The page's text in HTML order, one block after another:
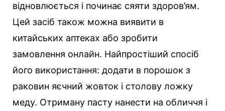
відновлюється і починає сяяти здоров’ям.
Цей засіб також можна виявити в
китайських аптеках або зробити
замовлення онлайн. Найпростіший спосіб
його використання: додати в порошок з
раковин яєчний жовток і столову ложку
меду. Отриману пасту нанести на обличчя і